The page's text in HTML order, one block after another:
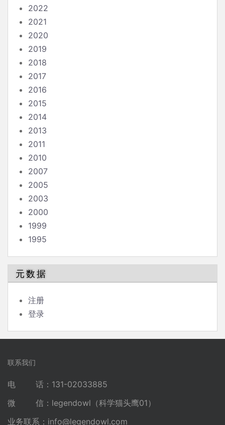
2022
2021
2020
2019
2018
2017
2016
2015
2014
2013
2011
2010
2007
2005
2003
2000
1999
1995
元数据
注册
登录
联系我们
电 话：131-02033885
微 信：legendowl（科学猫头鹰01）
业务联系： info@legendowl.com